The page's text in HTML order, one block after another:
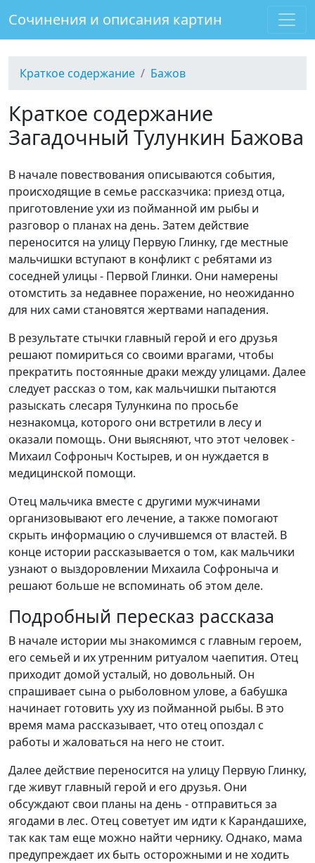
Сочинения и описания картин
Краткое содержание Бажов
Краткое содержание
Загадочный Тулункин Бажова
В начале повествования описываются события,
происходящие в семье рассказчика: приезд отца,
приготовление ухи из пойманной им рыбы и
разговор о планах на день. Затем действие
переносится на улицу Первую Глинку, где местные
мальчишки вступают в конфликт с ребятами из
соседней улицы - Первой Глинки. Они намерены
отомстить за недавнее поражение, но неожиданно
для них сами становятся жертвами нападения.
В результате стычки главный герой и его друзья
решают помириться со своими врагами, чтобы
прекратить постоянные драки между улицами. Далее
следует рассказ о том, как мальчишки пытаются
разыскать слесаря Тулункина по просьбе
незнакомца, которого они встретили в лесу и
оказали помощь. Они выясняют, что этот человек -
Михаил Софроныч Костырев, и он нуждается в
медицинской помощи.
Отец мальчика вместе с другими мужчинами
организовывают его лечение, а также помогают
скрыть информацию о случившемся от властей. В
конце истории рассказывается о том, как мальчики
узнают о выздоровлении Михаила Софроныча и
решают больше не вспоминать об этом деле.
Подробный пересказ рассказа
В начале истории мы знакомимся с главным героем,
его семьей и их утренним ритуалом чаепития. Отец
приходит домой усталый, но довольный. Он
спрашивает сына о рыболовном улове, а бабушка
начинает готовить уху из пойманной рыбы. В это
время мама рассказывает, что отец опоздал с
работы и жаловаться на него не стоит.
Далее действие переносится на улицу Первую Глинку,
где живут главный герой и его друзья. Они
обсуждают свои планы на день - отправиться за
ягодами в лес. Отец советует им идти к Карандашихе,
так как там еще можно найти чернику. Однако, мама
предупреждает их быть осторожными и не ходить